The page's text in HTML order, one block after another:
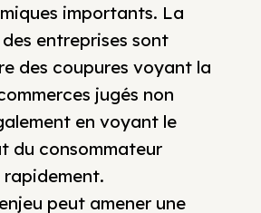
importants. La
entreprises sont
des coupures voyant la
jugés non
en voyant le
du consommateur
peut amener une